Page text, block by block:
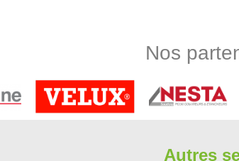
Limbergere rénovation vous assure de
de terrasse à Bouray Sur Juine ?
entre le jardin et la maison, permettant
Nos
Autres